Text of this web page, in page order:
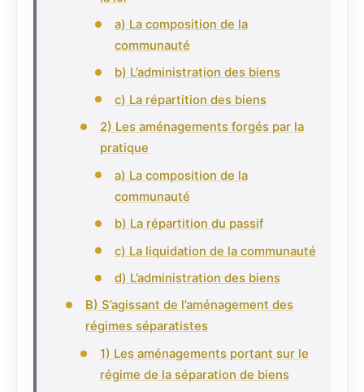
a) La composition de la
communauté
b) L’administration des biens
c) La répartition des biens
2) Les aménagements forgés par la
pratique
a) La composition de la
communauté
b) La répartition du passif
c) La liquidation de la communauté
d) L’administration des biens
B) S’agissant de l’aménagement des
régimes séparatistes
1) Les aménagements portant sur le
régime de la séparation de biens